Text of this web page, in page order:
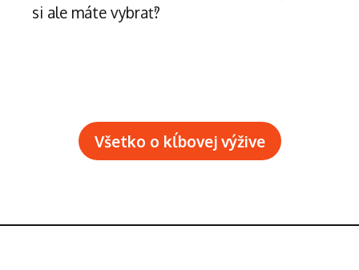
si ale máte vybrať?
Všetko o kĺbovej výžive